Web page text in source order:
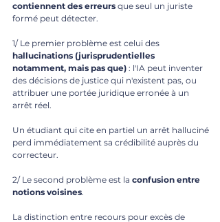
contiennent des erreurs que seul un juriste
formé peut détecter.
1/ Le premier problème est celui des
hallucinations (jurisprudentielles
notamment, mais pas que) : l'IA peut inventer
des décisions de justice qui n'existent pas, ou
attribuer une portée juridique erronée à un
arrêt réel.
Un étudiant qui cite en partiel un arrêt halluciné
perd immédiatement sa crédibilité auprès du
correcteur.
2/ Le second problème est la confusion entre
notions voisines.
La distinction entre recours pour excès de